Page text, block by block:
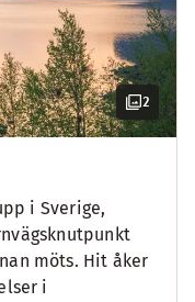
2
i Sverige,
möts. Hit åker
i